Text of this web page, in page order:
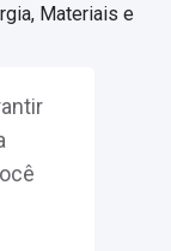
Materiais e